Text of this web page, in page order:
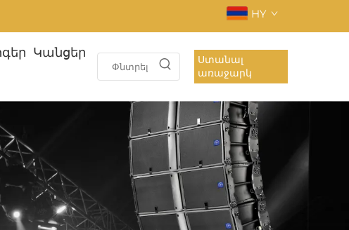
HY
Կանցեր
Ստանալ
առաջարկ